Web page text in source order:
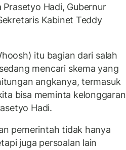
Hadi, Gubernur
Kabinet Teddy
itu bagian dari salah
mencari skema yang
angkanya, termasuk
bisa meminta kelonggaran
Hadi.
pemerintah tidak hanya
juga persoalan lain